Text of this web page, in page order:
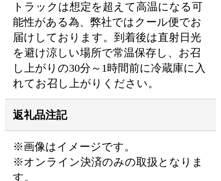
トラックは想定を超えて高温になる可
能性がある為、弊社ではクール便でお
届けしております。到着後は直射日光
を避け涼しい場所で常温保存し、お召
し上がりの30分～1時間前に冷蔵庫に入
れてお召し上がりください。
返礼品注記
※画像はイメージです。
※オンライン決済のみの取扱となりま
す。